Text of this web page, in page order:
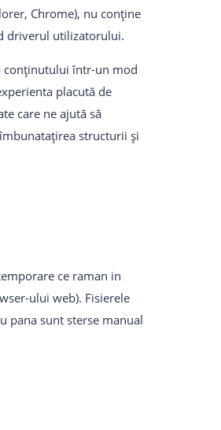
Chrome), nu conține
driverul utilizatorului.
conținutului într-un mod
placută de
care ne ajută să
structurii și
ce raman in
ului web). Fisierele
pana sunt sterse manual